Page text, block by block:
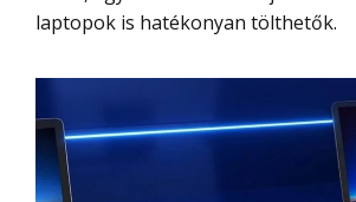
laptopok is hatékonyan tölthetők.